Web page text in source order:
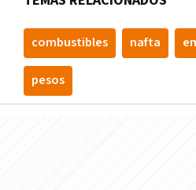
combustibles nafta
pesos